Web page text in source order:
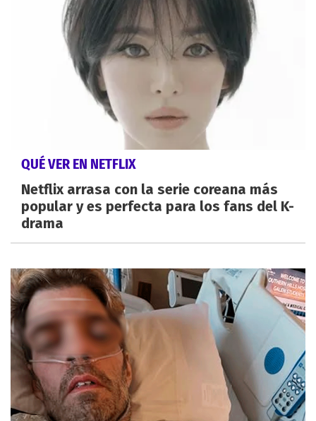
QUÉ VER EN NETFLIX
Netflix arrasa con la serie coreana más
popular y es perfecta para los fans del K-
drama